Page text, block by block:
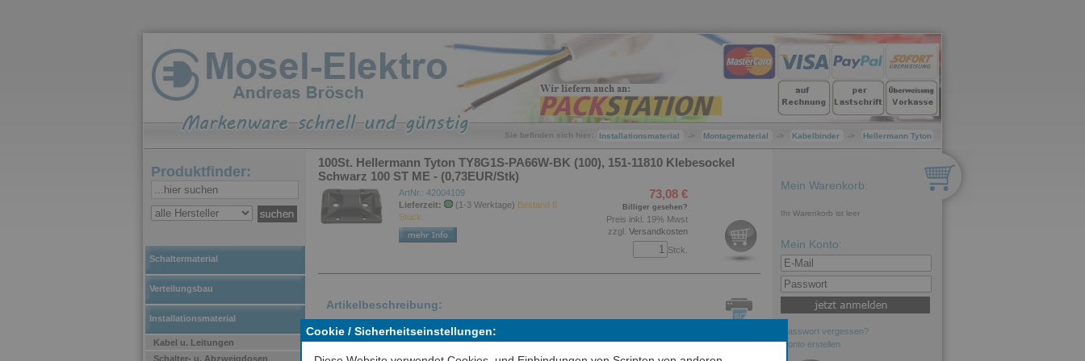
Cookie / Sicherheitseinstellungen:
Sie befinden sich hier: Installationsmaterial -> Montagematerial -> Kabelbinder -> Hellermann Tyton
Produktfinder:
Schaltermaterial
Verteilungsbau
Installationsmaterial
Kabel u. Leitungen
Schalter- u. Abzweigdosen
100St. Hellermann Tyton TY8G1S-PA66W-BK (100), 151-11810 Klebesockel
Schwarz 100 ST ME - (0,73EUR/Stk)
ArtNr.: 42004109
Lieferzeit:
(1-3 Werktage) Bestand 6
Stück.
73,08 €
Billiger gesehen?
Preis inkl. 19% Mwst
zzgl.Versandkosten
Stck.
Artikelbeschreibung:
Diese universell einsetzbaren Befestigungssockel dienen der Aufnahme eines
Kabelbinders, mit dem das Bündelgut fixiert wird. Während die gewölbten
Mein Warenkorb:
Ihr Warenkorb ist leer
Mein Konto:
Passwort vergessen?
Konto erstellen